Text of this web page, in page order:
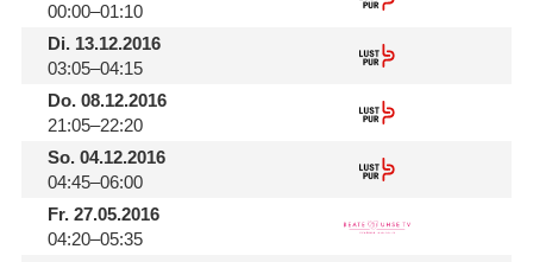
00:00–01:10
Di.13.12.2016
03:05–04:15
Do.08.12.2016
21:05–22:20
So.04.12.2016
04:45–06:00
Fr.27.05.2016
04:20–05:35